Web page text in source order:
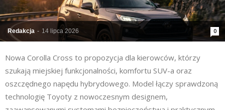
Redakcja - 14 lipca 2026 0
Nowa Corolla Cross to propozycja dla kierowców, którzy
szukają miejskiej funkcjonalności, komfortu SUV-a oraz
oszczędnego napędu hybrydowego. Model łączy sprawdzoną
technologię Toyoty z nowoczesnym designem,